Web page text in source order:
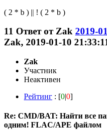
( 2 * b ) || ! ( 2 * b )
11 Ответ отZak 2019-
Zak, 2019-01-10
Zak
Участник
Неактивен
Рейтинг : [0|0]
Re: CMD/BAT: Найти все
одним! FLAC/APE файлом